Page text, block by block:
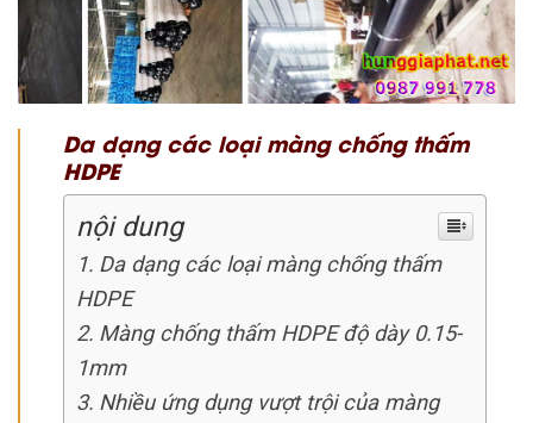
Da dạng các loại màng chống thấm
HDPE
nội dung
Da dạng các loại màng chống thấm
HDPE
Màng chống thấm HDPE độ dày 0.15-
1mm
Nhiều ứng dụng vượt trội của màng